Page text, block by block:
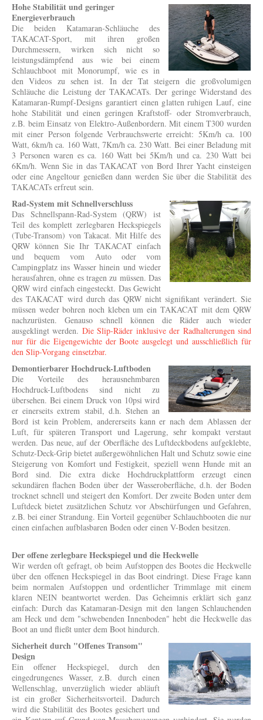
Hohe Stabilität und geringer
Energieverbrauch
Die beiden Katamaran-Schläuche des
TAKACAT-Sport, mit ihren großen
Durchmessern, wirken sich nicht so
leistungsdämpfend aus wie bei einem
Schlauchboot mit Monorumpf, wie es in
den Videos zu sehen ist. In der Tat steigern die großvolumigen
Schläuche die Leistung der TAKACATs. Der geringe Widerstand des
Katamaran-Rumpf-Designs garantiert einen glatten ruhigen Lauf, eine
hohe Stabilität und einen geringen Kraftstoff- oder Stromverbrauch,
z.B. beim Einsatz von Elektro-Außenbordern. Mit einem T300 wurden
mit einer Person folgende Verbrauchswerte erreicht: 5Km/h ca. 100
Watt, 6km/h ca. 160 Watt, 7Km/h ca. 230 Watt. Bei einer Beladung mit
3 Personen waren es ca. 160 Watt bei 5Km/h und ca. 230 Watt bei
6Km/h. Wenn Sie in das TAKACAT von Bord Ihrer Yacht einsteigen
oder eine Angeltour genießen dann werden Sie über die Stabilität des
TAKACATs erfreut sein.
Rad-System mit Schnellverschluss
Das Schnellspann-Rad-System (QRW) ist
Teil des komplett zerlegbaren Heckspiegels
(Tube-Transom) von Takacat. Mit Hilfe des
QRW können Sie Ihr TAKACAT einfach
und bequem vom Auto oder vom
Campingplatz ins Wasser hinein und wieder
herausfahren, ohne es tragen zu müssen. Das
QRW wird einfach eingesteckt. Das Gewicht
des TAKACAT wird durch das QRW nicht signifikant verändert. Sie
müssen weder bohren noch kleben um ein TAKACAT mit dem QRW
nachzurüsten. Genauso schnell können die Räder auch wieder
ausgeklingt werden. Die Slip-Räder inklusive der Radhalterungen sind
nur für die Eigengewichte der Boote ausgelegt und ausschließlich für
den Slip-Vorgang einsetzbar.
Demontierbarer Hochdruck-Luftboden
Die Vorteile des herausnehmbaren
Hochdruck-Luftbodens sind nicht zu
übersehen. Bei einem Druck von 10psi wird
er einerseits extrem stabil, d.h. Stehen an
Bord ist kein Problem, andererseits kann er nach dem Ablassen der
Luft, für späteren Transport und Lagerung, sehr kompakt verstaut
werden. Das neue, auf der Oberfläche des Luftdeckbodens aufgeklebte,
Schutz-Deck-Grip bietet außergewöhnlichen Halt und Schutz sowie eine
Steigerung von Komfort und Festigkeit, speziell wenn Hunde mit an
Bord sind. Die extra dicke Hochdruckplattform erzeugt einen
sekundären flachen Boden über der Wasseroberfläche, d.h. der Boden
trocknet schnell und steigert den Komfort. Der zweite Boden unter dem
Luftdeck bietet zusätzlichen Schutz vor Abschürfungen und Gefahren,
z.B. bei einer Strandung. Ein Vorteil gegenüber Schlauchbooten die nur
einen einfachen aufblasbaren Boden oder einen V-Boden besitzen.
Der offene zerlegbare Heckspiegel und die Heckwelle
Wir werden oft gefragt, ob beim Aufstoppen des Bootes die Heckwelle
über den offenen Heckspiegel in das Boot eindringt. Diese Frage kann
beim normalen Aufstoppen und ordentlicher Trimmlage mit einem
klaren NEIN beantwortet werden. Das Geheimnis erklärt sich ganz
einfach: Durch das Katamaran-Design mit den langen Schlauchenden
am Heck und dem "schwebenden Innenboden" hebt die Heckwelle das
Boot an und fließt unter dem Boot hindurch.
Sicherheit durch "Offenes Transom"
Design
Ein offener Heckspiegel, durch den
eingedrungenes Wasser, z.B. durch einen
Wellenschlag, unverzüglich wieder abläuft
ist ein großer Sicherheitsvorteil. Dadurch
wird die Stabilität des Bootes gesichert und